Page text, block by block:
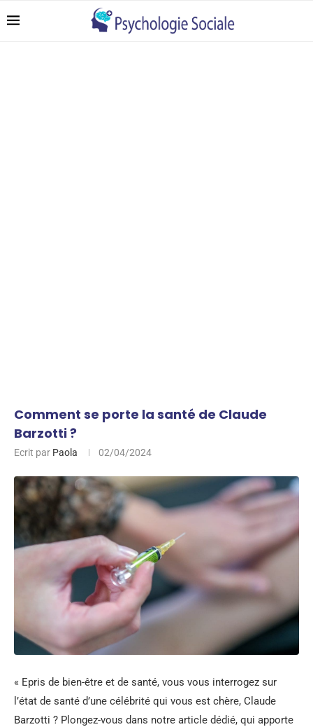
Comment se porte la santé de Claude
Barzotti ?
Ecrit par Paola 02/04/2024
« Epris de bien-être et de santé, vous vous interrogez sur
l’état de santé d’une célébrité qui vous est chère, Claude
Barzotti ? Plongez-vous dans notre article dédié, qui apporte